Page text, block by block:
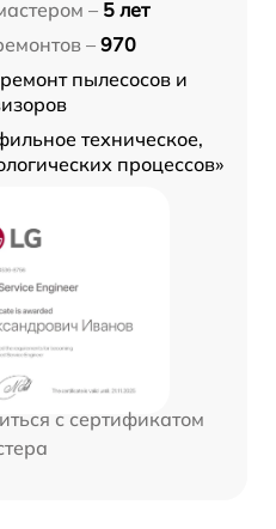
– 5 лет
– 970
ремонт пылесосов и
техническое,
процессов»
с сертификатом